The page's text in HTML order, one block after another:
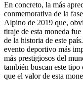
En concreto, la más
conmemorativa de la
Alpino de 2019 que,
tiraje de esta moneda fue
de la historia de este
evento deportivo más
más prestigiosos del
también buscan este
que el valor de esta